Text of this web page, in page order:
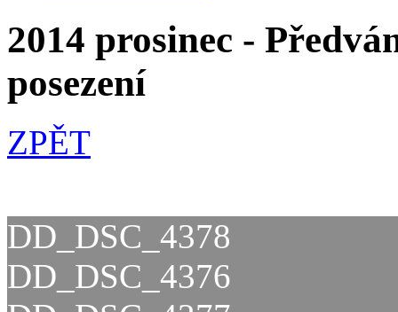
2014 prosinec -
posezení
ZPĚT
DD_DSC_4378
DD_DSC_4376